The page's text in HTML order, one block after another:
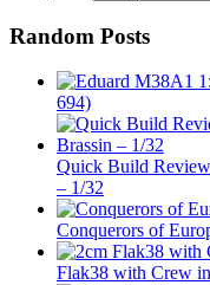
Random Posts
694)
Quick Build
– 1/32
Conquerors of
Flak38 with Crew